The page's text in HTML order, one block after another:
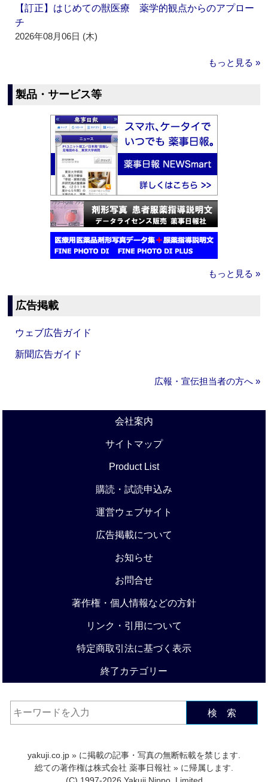
【訂正】はじめての獣医療 薬学的観点からのアプロー
チ
2026年08月06日 (木)
もっと見る »
製品・サービス等
もっと見る »
広告掲載
ウェブ広告ガイド
新聞広告ガイド
広報・宣伝担当者の方へ »
会社案内
サイトマップ
Product List
購読・試読申込み
運営ウェブサイト
広告掲載について
お知らせ
お問合せ
著作権・個人情報などの方針
リンク・引用について
特定商取引法に基づく表示
終了カテゴリー
検 索
yakuji.co.jp » に掲載の記事・写真の無断転載を禁じます.
総ての著作権は株式会社 薬事日報社 » に帰属します.